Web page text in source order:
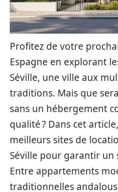
Profitez de votre
Espagne en explorant
Séville, une ville aux
traditions. Mais que
sans un hébergement
qualité ? Dans cet
meilleurs sites de
Séville pour garantir
Entre appartements
traditionnelles